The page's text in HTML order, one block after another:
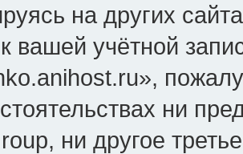
на других
вашей учётной
ни
ни другое